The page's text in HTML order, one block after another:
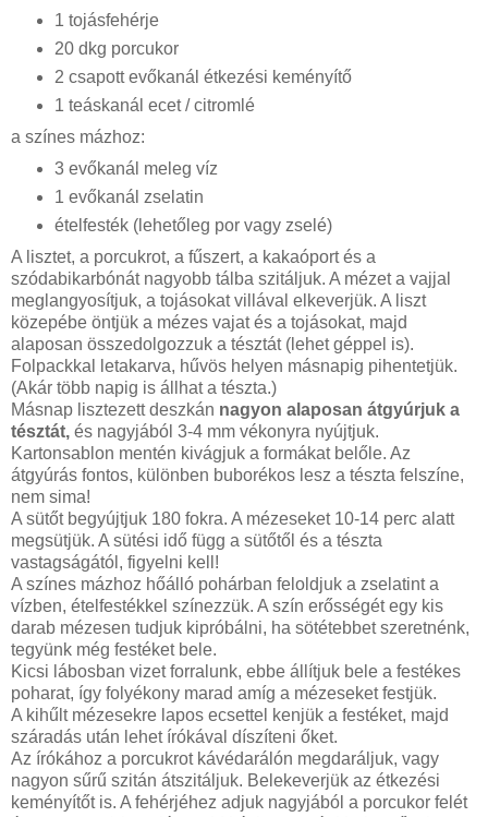
1 tojásfehérje
20 dkg porcukor
2 csapott evőkanál étkezési keményítő
1 teáskanál ecet / citromlé
a színes mázhoz:
3 evőkanál meleg víz
1 evőkanál zselatin
ételfesték (lehetőleg por vagy zselé)
A lisztet, a porcukrot, a fűszert, a kakaóport és a
szódabikarbónát nagyobb tálba szitáljuk. A mézet a vajjal
meglangyosítjuk, a tojásokat villával elkeverjük. A liszt
közepébe öntjük a mézes vajat és a tojásokat, majd
alaposan összedolgozzuk a tésztát (lehet géppel is).
Folpackkal letakarva, hűvös helyen másnapig pihentetjük.
(Akár több napig is állhat a tészta.)
Másnap lisztezett deszkán nagyon alaposan átgyúrjuk a
tésztát, és nagyjából 3-4 mm vékonyra nyújtjuk.
Kartonsablon mentén kivágjuk a formákat belőle. Az
átgyúrás fontos, különben buborékos lesz a tészta felszíne,
nem sima!
A sütőt begyújtjuk 180 fokra. A mézeseket 10-14 perc alatt
megsütjük. A sütési idő függ a sütőtől és a tészta
vastagságától, figyelni kell!
A színes mázhoz hőálló pohárban feloldjuk a zselatint a
vízben, ételfestékkel színezzük. A szín erősségét egy kis
darab mézesen tudjuk kipróbálni, ha sötétebbet szeretnénk,
tegyünk még festéket bele.
Kicsi lábosban vizet forralunk, ebbe állítjuk bele a festékes
poharat, így folyékony marad amíg a mézeseket festjük.
A kihűlt mézesekre lapos ecsettel kenjük a festéket, majd
száradás után lehet írókával díszíteni őket.
Az írókához a porcukrot kávédarálón megdaráljuk, vagy
nagyon sűrű szitán átszitáljuk. Belekeverjük az étkezési
keményítőt is. A fehérjéhez adjuk nagyjából a porcukor felét